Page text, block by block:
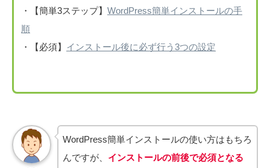
・【簡単3ステップ】 WordPress簡単インストールの手
順
・【必須】 インストール後に必ず行う3つの設定
WordPress簡単インストールの使い方はもちろ
んですが、 インストールの前後で必須となる